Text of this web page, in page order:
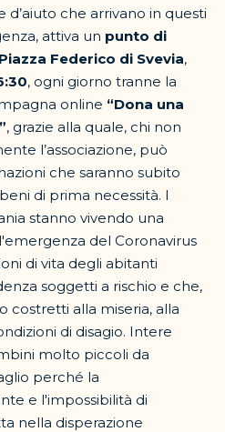
che arrivano in questi
attiva un punto di
Piazza Federico di Svevia,
, ogni giorno tranne la
online “Dona una
, grazie alla quale, chi non
l’associazione, può
che saranno subito
di prima necessità. I
stanno vivendo una
del Coronavirus
di vita degli abitanti
soggetti a rischio e che,
costretti alla miseria, alla
di disagio. Intere
molto piccoli da
perché la
e l'impossibilità di
nella disperazione